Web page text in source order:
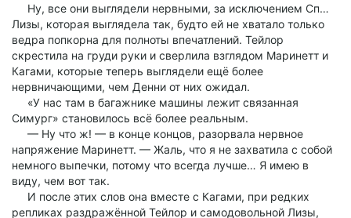
Ну, все они выглядели нервными, за исключением Сп…
Лизы, которая выглядела так, будто ей не хватало только
ведра попкорна для полноты впечатлений. Тейлор
скрестила на груди руки и сверлила взглядом Маринетт и
Кагами, которые теперь выглядели ещё более
нервничающими, чем Денни от них ожидал.
«У нас там в багажнике машины лежит связанная
Симург» становилось всё более реальным.
— Ну что ж! — в конце концов, разорвала нервное
напряжение Маринетт. — Жаль, что я не захватила с собой
немного выпечки, потому что всегда лучше… Я имею в
виду, чем вот так.
И после этих слов она вместе с Кагами, при редких
репликах раздражённой Тейлор и самодовольной Лизы,